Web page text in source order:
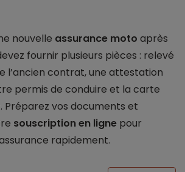
nouvelle assurance moto après
fournir plusieurs pièces : relevé
l’ancien contrat, une attestation
permis de conduire et la carte
Préparez vos documents et
souscription en ligne pour
rapidement.